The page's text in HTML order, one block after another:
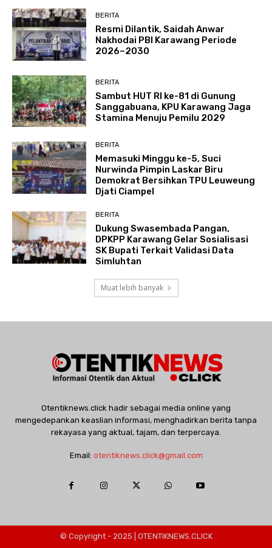
BERITA
Resmi Dilantik, Saidah Anwar
Nakhodai PBI Karawang Periode
2026–2030
BERITA
Sambut HUT RI ke-81 di Gunung
Sanggabuana, KPU Karawang Jaga
Stamina Menuju Pemilu 2029
BERITA
Memasuki Minggu ke-5, Suci
Nurwinda Pimpin Laskar Biru
Demokrat Bersihkan TPU Leuweung
Djati Ciampel
BERITA
Dukung Swasembada Pangan,
DPKPP Karawang Gelar Sosialisasi
SK Bupati Terkait Validasi Data
Simluhtan
Muat lebih banyak
Otentiknews.click hadir sebagai media online yang
mengedepankan keaslian informasi, menghadirkan berita tanpa
rekayasa yang aktual, tajam, dan terpercaya.
Email: otentiknews.click@gmail.com
© Copyright - 2025 | OTENTIKNEWS.CLICK